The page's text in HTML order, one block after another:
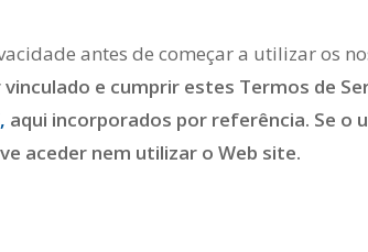
antes de começar a utilizar os
e cumprir estes Termos de
aqui incorporados por referência. Se o
aceder nem utilizar o Web site.